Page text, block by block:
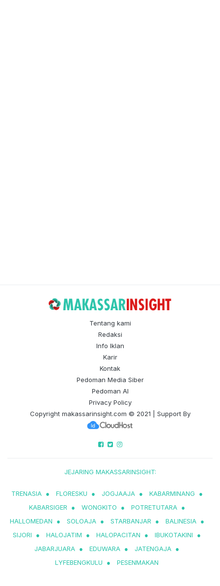
Tentang kami
Redaksi
Info Iklan
Karir
Kontak
Pedoman Media Siber
Pedoman AI
Privacy Policy
Copyright makassarinsight.com © 2021 | Support By
JEJARING MAKASSARINSIGHT:
TRENASIA ● FLORESKU ● JOGJAAJA ● KABARMINANG
●
KABARSIGER ● WONGKITO ● POTRETUTARA ●
HALLOMEDAN
● SOLOAJA ● STARBANJAR ● BALINESIA ●
SIJORI
● HALOJATIM ● HALOPACITAN ● IBUKOTAKINI
●
JABARJUARA ● EDUWARA ● JATENGAJA ●
LYFEBENGKULU
● PESENMAKAN